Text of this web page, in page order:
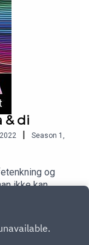
& di
| Season 1
og
ikke kan